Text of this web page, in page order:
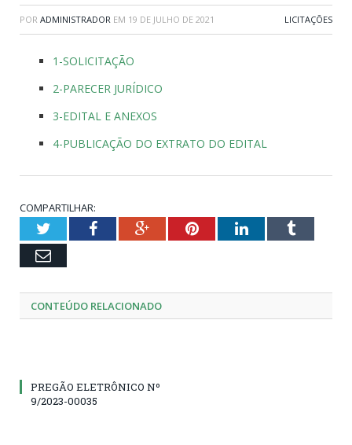
POR ADMINISTRADOR EM 19 DE JULHO DE 2021 LICITAÇÕES
1-SOLICITAÇÃO
2-PARECER JURÍDICO
3-EDITAL E ANEXOS
4-PUBLICAÇÃO DO EXTRATO DO EDITAL
COMPARTILHAR:
TwitterFacebookGoogle+PinterestLinkedInTumblr
Email
CONTEÚDO RELACIONADO
PREGÃO ELETRÔNICO Nº
9/2023-00035